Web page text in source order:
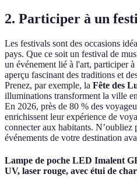
2. Participer à un
Les festivals sont des occasions
pays. Que ce soit un festival de
un événement lié à l'art, participer
aperçu fascinant des traditions et
Prenez, par exemple, la Fête des
illuminations transforment la ville
En 2026, près de 80 % des
enrichissent leur expérience de
connecter aux habitants. N’oubliez
événements de votre destination
Lampe de poche LED Imalent
UV, laser rouge, avec étui de